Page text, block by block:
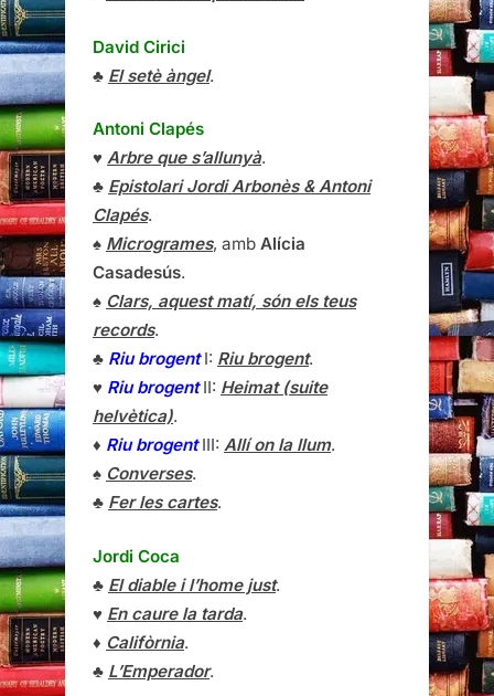
David Cirici
♣ El setè àngel.
Antoni Clapés
♥ Arbre que s’allunyà.
♣ Epistolari Jordi Arbonès & Antoni
Clapés.
♠ Microgrames, amb Alícia
Casadesús.
♠ Clars, aquest matí, són els teus
records.
♣ Riu brogentI: Riu brogent.
♥ Riu brogentII: Heimat (suite
helvètica).
♦ Riu brogentIII: Allí on la llum.
♠ Converses.
♣ Fer les cartes.
Jordi Coca
♣ El diable i l’home just.
♥ En caure la tarda.
♦ Califòrnia.
♣ L’Emperador.